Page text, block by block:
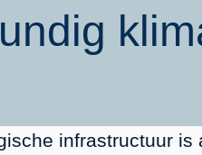
infrastructuur